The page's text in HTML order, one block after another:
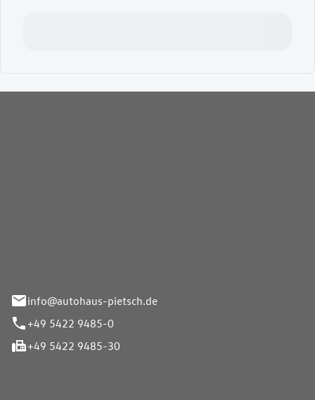
info@autohaus-pietsch.de
+49 5422 9485-0
+49 5422 9485-30